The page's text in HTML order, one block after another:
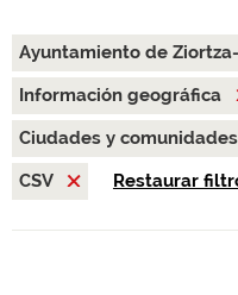
Ayuntamiento de
Información geográfica
Ciudades y
CSV
Restaurar